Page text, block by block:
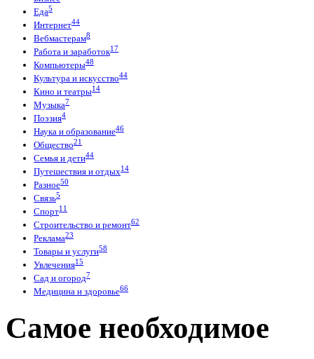
Еда5
Интернет44
Вебмастерам8
Работа и заработок17
Компьютеры48
Культура и искусство44
Кино и театры14
Музыка7
Поэзия4
Наука и образование46
Общество21
Семья и дети44
Путешествия и отдых14
Разное50
Связь5
Спорт11
Строительство и ремонт62
Реклама23
Товары и услуги58
Увлечения15
Сад и огород7
Медицина и здоровье66
Самое необходимое